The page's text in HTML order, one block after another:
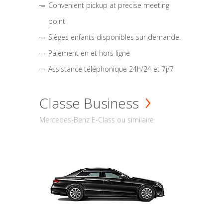
Convenient pickup at precise meeting
point
Sièges enfants disponibles sur demande.
Paiement en et hors ligne
Assistance téléphonique 24h/24 et 7j/7
Classe Business
Mercedes-Benz E-Class ou similaire